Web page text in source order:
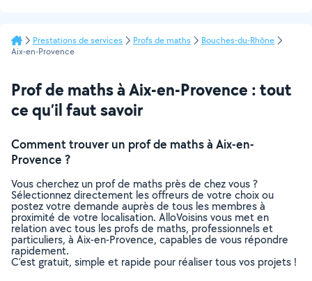
Prestations de services Profs de maths
Bouches-du-Rhône
Aix-en-Provence
Prof de maths à Aix-en-Provence : tout
ce qu’il faut savoir
Comment trouver un prof de maths à Aix-en-
Provence ?
Vous cherchez un prof de maths près de chez vous ?
Sélectionnez directement les offreurs de votre choix ou
postez votre demande auprès de tous les membres à
proximité de votre localisation. AlloVoisins vous met en
relation avec tous les profs de maths, professionnels et
particuliers, à Aix-en-Provence, capables de vous répondre
rapidement.
C’est gratuit, simple et rapide pour réaliser tous vos projets !